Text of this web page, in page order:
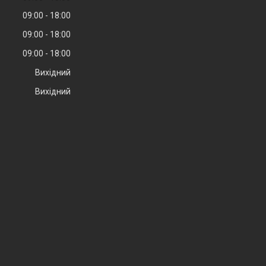
09:00
18:00
09:00
18:00
09:00
18:00
Вихідний
Вихідний